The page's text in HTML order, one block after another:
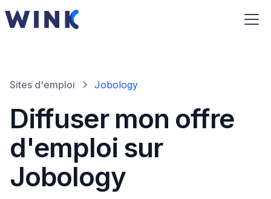
Sites d'emploi Jobology
Diffuser mon offre
d'emploi sur
Jobology